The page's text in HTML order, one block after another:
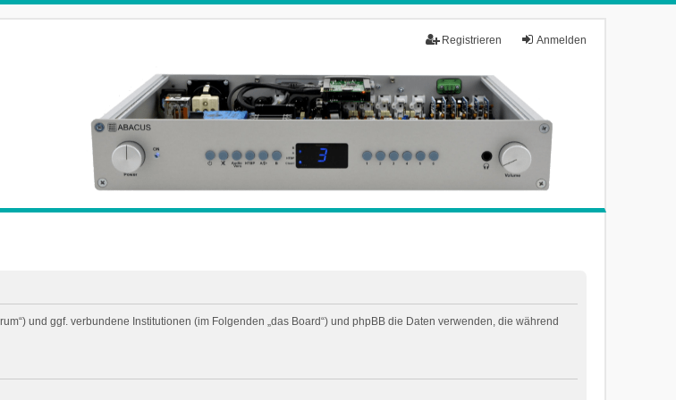
Anmelden
Registrieren
und ggf. verbundene Institutionen (im Folgenden „das Board“) und phpBB die Daten verwenden, die während